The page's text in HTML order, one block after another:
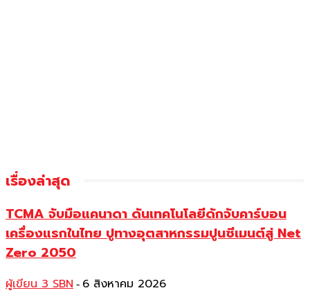
เรื่องล่าสุด
TCMA จับมือแคนาดา ดันเทคโนโลยีดักจับคาร์บอน
เครื่องแรกในไทย ปูทางอุตสาหกรรมปูนซีเมนต์สู่ Net
Zero 2050
ผู้เขียน 3 SBN - 6 สิงหาคม 2026